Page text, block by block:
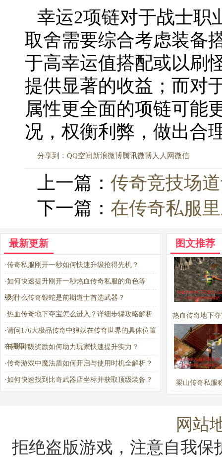
幸运2项链对于战士职
取舍需要综合考虑装备
于高幸运值搭配或以刷
提供显著的收益；而对
属性更全面的项链可能
况，权衡利弊，做出合
分享到： QQ空间新浪微博腾讯微博人人网微信
上一篇： 传奇竞技场
下一篇： 在传奇私服
最新更新
·传奇私服刚开一秒如何快速升级抢得先机？
·如何快速提升刚开一秒热血传奇私服的角色等
级？
·为什么传奇银蛇是前期道士首选武器？
·热血传奇地下夺宝怎么进入？详细步骤攻略解析
·请问176大极品传奇中狼妖在传奇世界的具体位置
在哪里？
·传奇冲级奖励如何助力玩家快速提升实力？
·传奇游戏中魔法盾如何开启与使用时机全解析？
·如何快速找到比奇武器店坐标并获取顶级装备？
图文推荐
热血传奇地下
进入？详细步
析
梁山传奇私服
答？
网站
拒绝盗版游戏，注意自我